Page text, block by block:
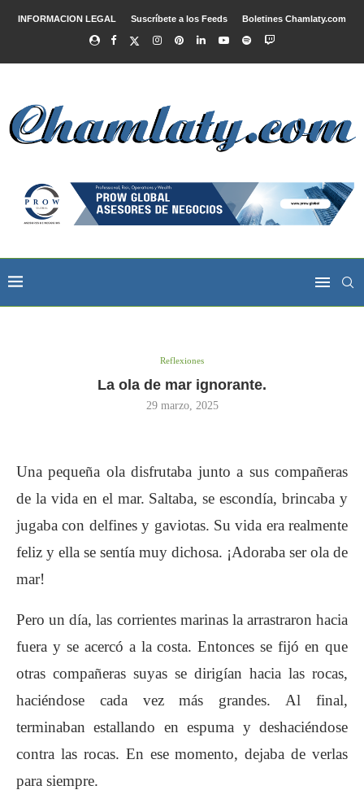
INFORMACION LEGAL Suscríbete a los Feeds Boletines Chamlaty.com
Reflexiones
La ola de mar ignorante.
29 marzo, 2025
Una pequeña ola disfrutaba junto a sus compañeras
de la vida en el mar. Saltaba, se escondía, brincaba y
jugaba con delfines y gaviotas. Su vida era realmente
feliz y ella se sentía muy dichosa. ¡Adoraba ser ola de
mar!
Pero un día, las corrientes marinas la arrastraron hacia
fuera y se acercó a la costa. Entonces se fijó en que
otras compañeras suyas se dirigían hacia las rocas,
haciéndose cada vez más grandes. Al final,
terminaban estallando en espuma y deshaciéndose
contra las rocas. En ese momento, dejaba de verlas
para siempre.